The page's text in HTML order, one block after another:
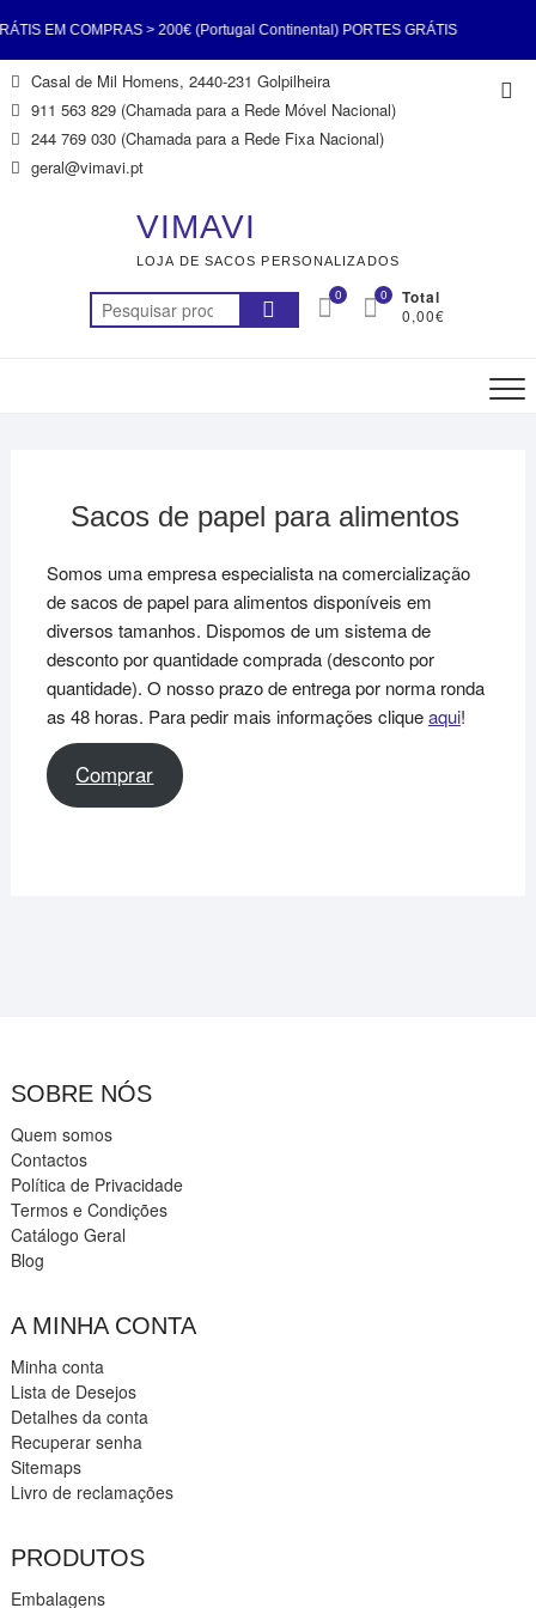
EM COMPRAS > 200€ (Portugal Continental) PORTES GRÁTIS
> 200€ (Portugal Continental) PORTES GRÁTIS EM COMPRAS >
Continental) PORTES GRÁTIS EM COMPRAS > 200€ (Portugal
EM COMPRAS > 200€ (Portugal Continental) PORTES GRÁTIS
> 200€ (Portugal Continental) PORTES GRÁTIS EM COMPRAS >
Skip
to
content
Casal de Mil Homens, 2440-231 Golpilheira
911 563 829 (Chamada para a Rede Móvel Nacional)
244 769 030 (Chamada para a Rede Fixa Nacional)
geral@vimavi.pt
VIMAVI
LOJA DE SACOS PERSONALIZADOS
Pesquisar
por:
0 Total
0,00€
0
Sacos de papel para alimentos
Somos uma empresa especialista na comercialização
de sacos de papel para alimentos disponíveis em
diversos tamanhos. Dispomos de um sistema de
desconto por quantidade comprada (desconto por
quantidade). O nosso prazo de entrega por norma ronda
as 48 horas. Para pedir mais informações cliqueaqui!
Comprar
SOBRE NÓS
Quem somos
Contactos
Política de Privacidade
Termos e Condições
Catálogo Geral
Blog
A MINHA CONTA
Minha conta
Lista de Desejos
Detalhes da conta
Recuperar senha
Sitemaps
Livro de reclamações
PRODUTOS
Embalagens